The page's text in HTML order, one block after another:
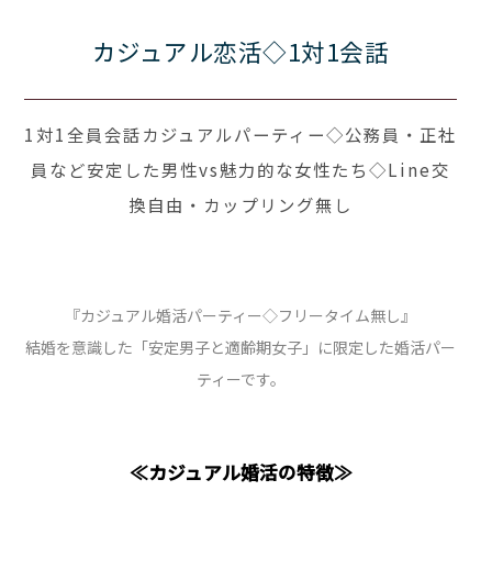
カジュアル恋活◇1対1会話
1対1全員会話カジュアルパーティー◇公務員・正社
員など安定した男性vs魅力的な女性たち◇Line交
換自由・カップリング無し
『カジュアル婚活パーティー◇フリータイム無し』
結婚を意識した「安定男子と適齢期女子」に限定した婚活パー
ティーです。
≪カジュアル婚活の特徴≫